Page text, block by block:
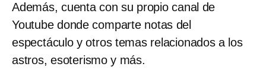
Además, cuenta con su propio canal de
Youtube donde comparte notas del
espectáculo y otros temas relacionados a los
astros, esoterismo y más.